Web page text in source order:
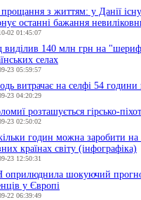
з життям: у Данії
останні бажання
02 01:45:07
виділив 140 млн грн на
селах
23 05:59:57
витрачає на селфі 54 години
23 04:20:29
розташується гірсько-
23 02:50:02
годин можна заробити
країнах світу (інфографіка)
23 12:50:31
шокуючий
у Європі
22 06:39:49